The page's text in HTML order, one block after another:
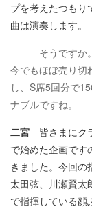
プを考えたつもり
曲は演奏します。
―― そうですか。
今でもほぼ売り切
し、S席5回分で
ナブルですね。
二宮 皆さまにク
で始めた企画です
きました。今回の
太田弦、川瀬賢太
で指揮している顔